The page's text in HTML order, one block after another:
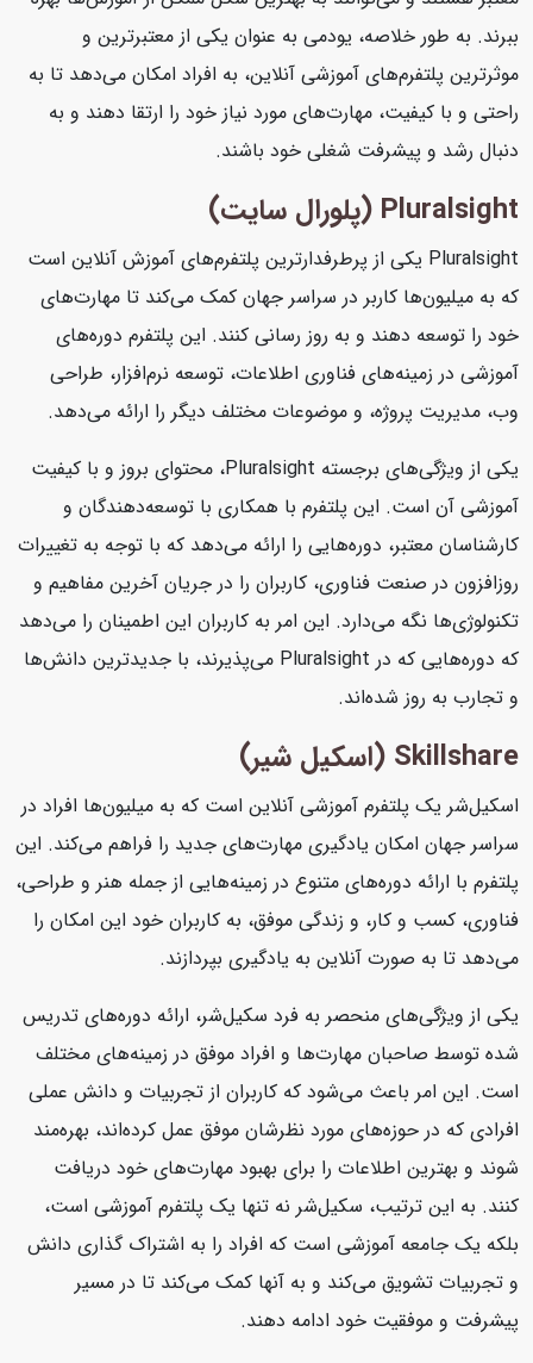
ببرند. به طور خلاصه، یودمی به عنوان یکی از معتبرترین و
موثرترین پلتفرم‌های آموزشی آنلاین، به افراد امکان می‌دهد تا به
راحتی و با کیفیت، مهارت‌های مورد نیاز خود را ارتقا دهند و به
دنبال رشد و پیشرفت شغلی خود باشند.
Pluralsight (پلورال سایت)
Pluralsight یکی از پرطرفدارترین پلتفرم‌های آموزش آنلاین است
که به میلیون‌ها کاربر در سراسر جهان کمک می‌کند تا مهارت‌های
خود را توسعه دهند و به روز رسانی کنند. این پلتفرم دوره‌های
آموزشی در زمینه‌های فناوری اطلاعات، توسعه نرم‌افزار، طراحی
وب، مدیریت پروژه، و موضوعات مختلف دیگر را ارائه می‌دهد.
یکی از ویژگی‌های برجسته Pluralsight، محتوای بروز و با کیفیت
آموزشی آن است. این پلتفرم با همکاری با توسعه‌دهندگان و
کارشناسان معتبر، دوره‌هایی را ارائه می‌دهد که با توجه به تغییرات
روزافزون در صنعت فناوری، کاربران را در جریان آخرین مفاهیم و
تکنولوژی‌ها نگه می‌دارد. این امر به کاربران این اطمینان را می‌دهد
که دوره‌هایی که در Pluralsight می‌پذیرند، با جدیدترین دانش‌ها
و تجارب به روز شده‌اند.
Skillshare (اسکیل شیر)
اسکیل‌شر یک پلتفرم آموزشی آنلاین است که به میلیون‌ها افراد در
سراسر جهان امکان یادگیری مهارت‌های جدید را فراهم می‌کند. این
پلتفرم با ارائه دوره‌های متنوع در زمینه‌هایی از جمله هنر و طراحی،
فناوری، کسب و کار، و زندگی موفق، به کاربران خود این امکان را
می‌دهد تا به صورت آنلاین به یادگیری بپردازند.
یکی از ویژگی‌های منحصر به فرد سکیل‌شر، ارائه دوره‌های تدریس
شده توسط صاحبان مهارت‌ها و افراد موفق در زمینه‌های مختلف
است. این امر باعث می‌شود که کاربران از تجربیات و دانش عملی
افرادی که در حوزه‌های مورد نظرشان موفق عمل کرده‌اند، بهره‌مند
شوند و بهترین اطلاعات را برای بهبود مهارت‌های خود دریافت
کنند. به این ترتیب، سکیل‌شر نه تنها یک پلتفرم آموزشی است،
بلکه یک جامعه آموزشی است که افراد را به اشتراک گذاری دانش
و تجربیات تشویق می‌کند و به آنها کمک می‌کند تا در مسیر
پیشرفت و موفقیت خود ادامه دهند.